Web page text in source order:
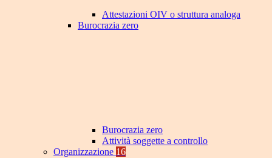
Attestazioni OIV o struttura analoga
Burocrazia zero
Burocrazia zero
Attività soggette a controllo
Organizzazione 16